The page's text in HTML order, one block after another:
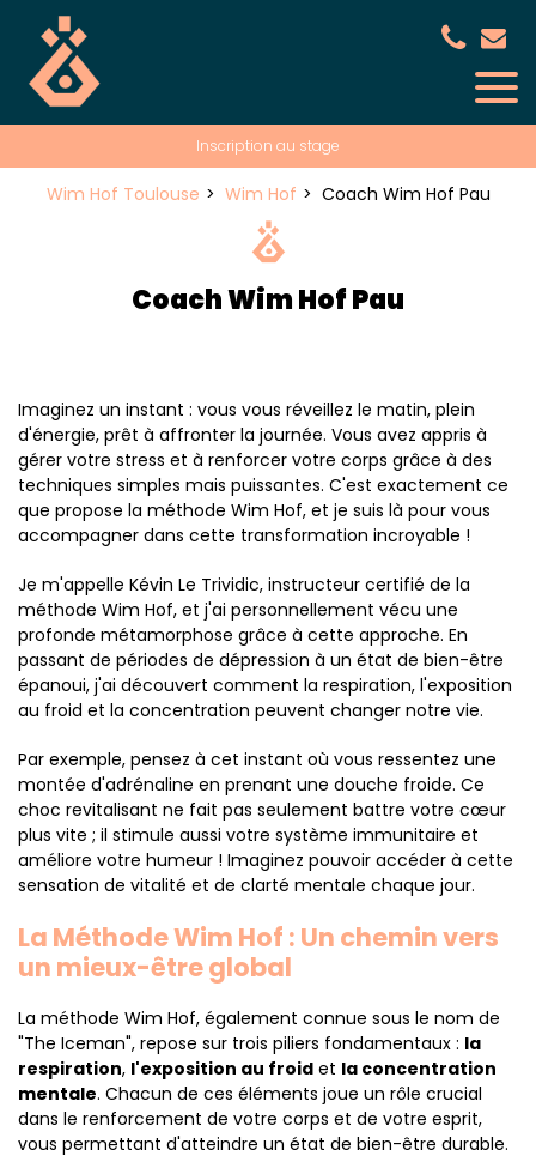
Inscription au stage
Wim Hof Toulouse Wim Hof Coach Wim Hof Pau
Coach Wim Hof Pau
Imaginez un instant : vous vous réveillez le matin, plein
d'énergie, prêt à affronter la journée. Vous avez appris à
gérer votre stress et à renforcer votre corps grâce à des
techniques simples mais puissantes. C'est exactement ce
que propose la méthode Wim Hof, et je suis là pour vous
accompagner dans cette transformation incroyable !
Je m'appelle Kévin Le Trividic, instructeur certifié de la
méthode Wim Hof, et j'ai personnellement vécu une
profonde métamorphose grâce à cette approche. En
passant de périodes de dépression à un état de bien-être
épanoui, j'ai découvert comment la respiration, l'exposition
au froid et la concentration peuvent changer notre vie.
Par exemple, pensez à cet instant où vous ressentez une
montée d'adrénaline en prenant une douche froide. Ce
choc revitalisant ne fait pas seulement battre votre cœur
plus vite ; il stimule aussi votre système immunitaire et
améliore votre humeur ! Imaginez pouvoir accéder à cette
sensation de vitalité et de clarté mentale chaque jour.
La Méthode Wim Hof : Un chemin vers
un mieux-être global
La méthode Wim Hof, également connue sous le nom de
"The Iceman", repose sur trois piliers fondamentaux : la
respiration, l'exposition au froid et la concentration
mentale. Chacun de ces éléments joue un rôle crucial
dans le renforcement de votre corps et de votre esprit,
vous permettant d'atteindre un état de bien-être durable.
Panneau de gestion des cookies